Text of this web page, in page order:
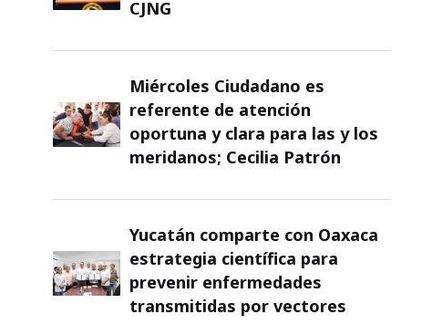
CJNG
Miércoles Ciudadano es
referente de atención
oportuna y clara para las y los
meridanos; Cecilia Patrón
Yucatán comparte con Oaxaca
estrategia científica para
prevenir enfermedades
transmitidas por vectores